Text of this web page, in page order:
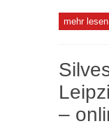
mehr
–